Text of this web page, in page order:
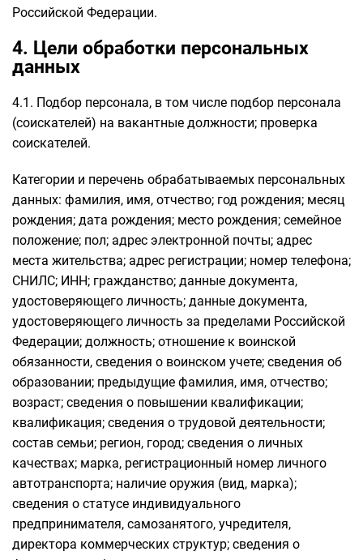
Российской Федерации.
4. Цели обработки персональных
данных
4.1. Подбор персонала, в том числе подбор персонала
(соискателей) на вакантные должности; проверка
соискателей.
Категории и перечень обрабатываемых персональных
данных: фамилия, имя, отчество; год рождения; месяц
рождения; дата рождения; место рождения; семейное
положение; пол; адрес электронной почты; адрес
места жительства; адрес регистрации; номер телефона;
СНИЛС; ИНН; гражданство; данные документа,
удостоверяющего личность; данные документа,
удостоверяющего личность за пределами Российской
Федерации; должность; отношение к воинской
обязанности, сведения о воинском учете; сведения об
образовании; предыдущие фамилия, имя, отчество;
возраст; сведения о повышении квалификации;
квалификация; сведения о трудовой деятельности;
состав семьи; регион, город; сведения о личных
качествах; марка, регистрационный номер личного
автотранспорта; наличие оружия (вид, марка);
сведения о статусе индивидуального
предпринимателя, самозанятого, учредителя,
директора коммерческих структур; сведения о